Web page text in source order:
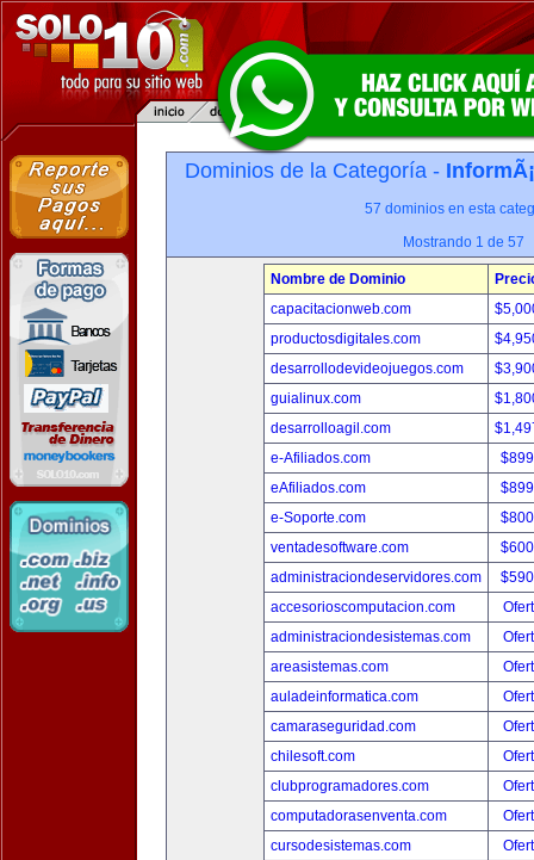
Dominios de la Categoría -
57 dominios en esta
Mostrando 1 de 57
Nombre de Dominio
capacitacionweb.com
productosdigitales.com
desarrollodevideojuegos.com
guialinux.com
desarrolloagil.com
e-Afiliados.com
eAfiliados.com
e-Soporte.com
ventadesoftware.com
administraciondeservidores.com
accesorioscomputacion.com
administraciondesistemas.com
areasistemas.com
auladeinformatica.com
camaraseguridad.com
chilesoft.com
clubprogramadores.com
computadorasenventa.com
cursodesistemas.com